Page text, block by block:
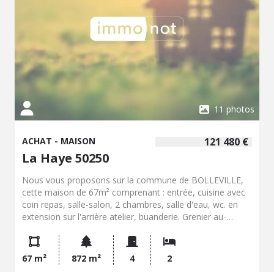
11 photos
121 480 €
ACHAT - MAISON
La Haye 50250
Nous vous proposons sur la commune de BOLLEVILLE,
cette maison de 67m² comprenant : entrée, cuisine avec
coin repas, salle-salon, 2 chambres, salle d'eau, wc. en
extension sur l'arrière atelier, buanderie. Grenier au-
872m² Logement à consommation énergétique excessive
Les informations sur les risques auxquels ce bien est
exposé sont disponibles sur le site Géorisques : www.
67 m² 872 m² 4 2